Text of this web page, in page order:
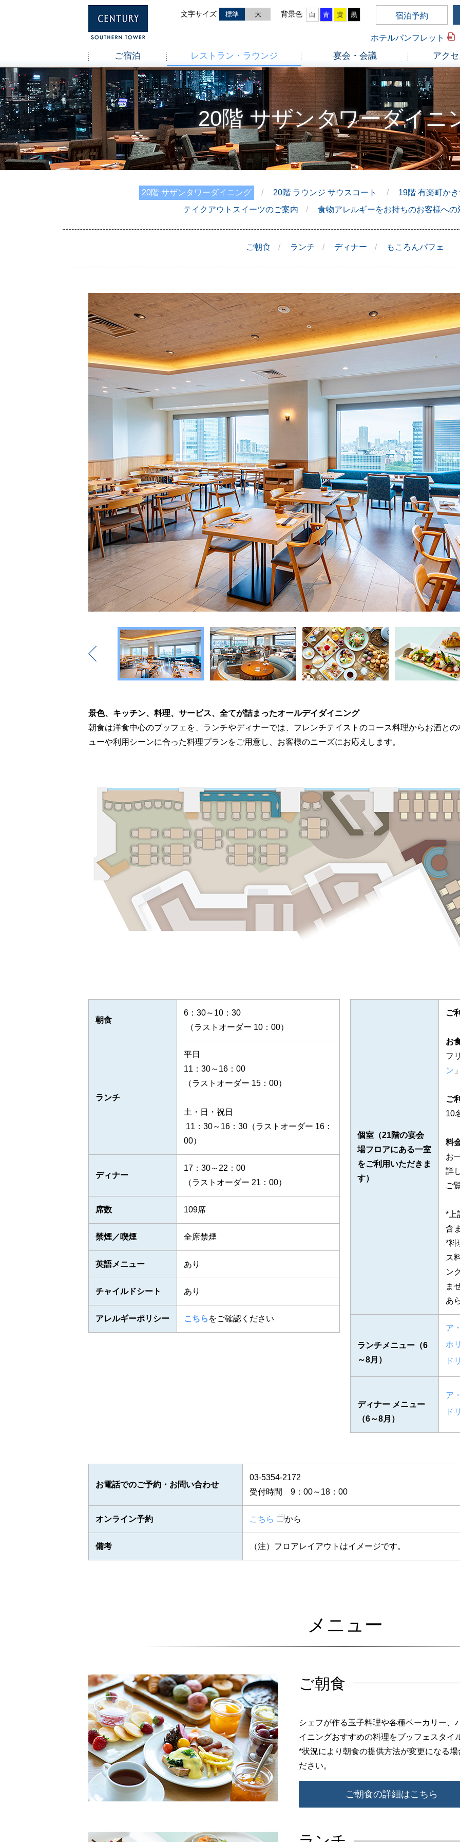
標準 大 白 青 黄 黒 宿泊予約
ホテルパンフレット
ご宿泊 レストラン・ラウンジ 宴会・会議 アク
20階 サザンタワーダイニ
20階 サザンタワーダイニング 20階 ラウンジ サウスコート
19階 有楽町か
テイクアウトスイーツのご案内
食物アレルギーをお持ちのお客様への
ご朝食 ランチ ディナー もころんパフェ
Previous
景色、キッチン、料理、サービス、全てが詰まったオールデイダイニング
朝食は洋食中心のブッフェを、ランチやディナーでは、フレンチテイストのコース料理からお酒と
ューや利用シーンに合った料理プランをご用意し、お客様のニーズにお応えします。
朝食
6：30～10：30
（ラストオーダー 10：00）
ランチ
平日
11：30～16：00
（ラストオーダー 15：00）
土・日・祝日
11：30～16：30（ラストオーダー 16：
00）
ディナー
17：30～22：00
（ラストオーダー 21：00）
席数 109席
禁煙／喫煙 全席禁煙
英語メニュー あり
チャイルドシート あり
アレルギーポリシー こちら をご確認ください
個室（21階の宴会
場フロアにある一室
をご利用いただきま
す）
ご
お
フ
ン
ご
10
料
お
詳
ご
*上
含
*料
ス
ン
ま
あ
ランチメニュー（6
～8月）
ア
ホ
ド
ディナー メニュー
（6～8月）
ア
ド
お電話でのご予約・お問い合わせ
03-5354-2172
受付時間 9：00～18：00
オンライン予約 こちら から
備考 （注）フロアレイアウトはイメージです。
メニュー
ご朝食
シェフが作る玉子料理や各種ベーカリー
イニングおすすめの料理をブッフェスタイ
*状況により朝食の提供方法が変更になる
ださい。
ご朝食の詳細はこちら